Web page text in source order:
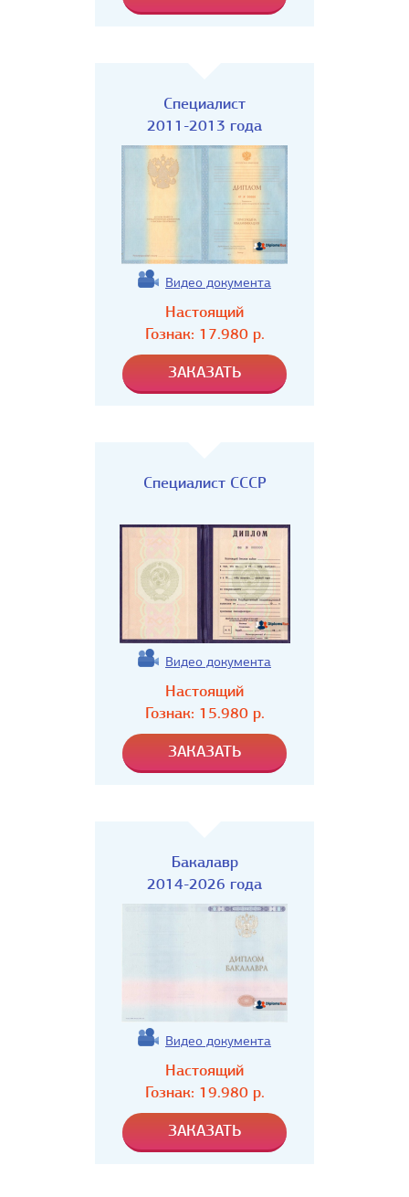
Специалист
2011-2013 года
Видео документа
Настоящий
Гознак: 17.980р.
Специалист СССР
Видео документа
Настоящий
Гознак: 15.980р.
Бакалавр
2014-2026 года
Видео документа
Настоящий
Гознак: 19.980р.